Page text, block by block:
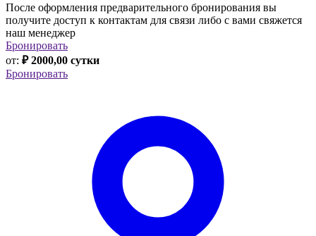
После оформления предварительного бронирования вы
получите доступ к контактам для связи либо с вами свяжется
наш менеджер
Бронировать
от: ₽ 2000,00 сутки
Бронировать